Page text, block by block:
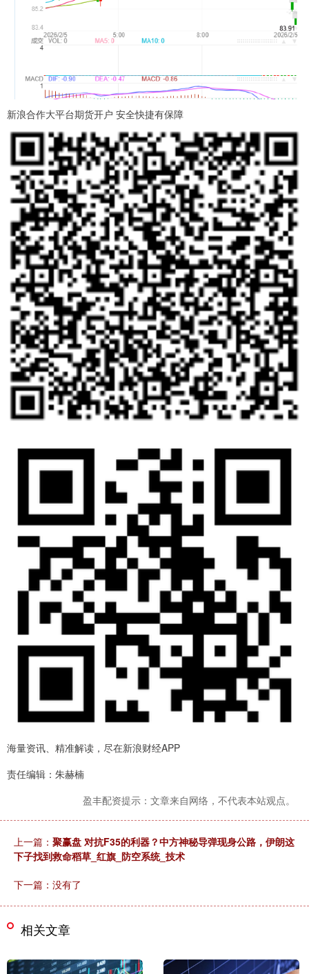
新浪合作大平台期货开户 安全快捷有保障
海量资讯、精准解读，尽在新浪财经APP
责任编辑：朱赫楠
盈丰配资提示：文章来自网络，不代表本站观点。
上一篇： 聚赢盘 对抗F35的利器？中方神秘导弹现身公路，伊朗这
下子找到救命稻草_红旗_防空系统_技术
下一篇：没有了
相关文章